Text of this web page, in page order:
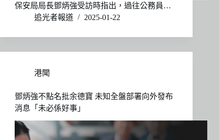
保安局局長鄧炳強受訪時指出，過往公務員…
追光者報道
2025-01-22
港聞
鄧炳強不點名批余德寶 未知全盤部署向外發布
消息「未必係好事」